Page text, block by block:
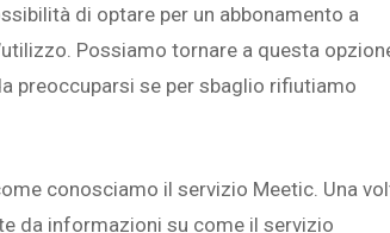
di optare per un abbonamento a
Possiamo tornare a questa
preoccuparsi se per sbaglio rifiutiamo
conosciamo il servizio Meetic. Una
da informazioni su come il servizio